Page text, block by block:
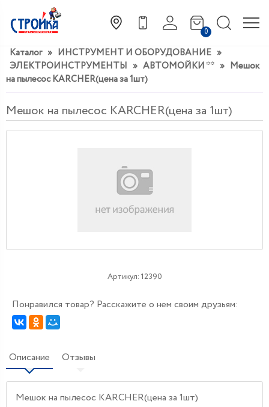
0
Каталог » ИНСТРУМЕНТ И ОБОРУДОВАНИЕ »
ЭЛЕКТРОИНСТРУМЕНТЫ » АВТОМОЙКИ ** » Мешок
на пылесос KARCHER(цена за 1шт)
Мешок на пылесос KARCHER(цена за 1шт)
Артикул: 12390
Понравился товар? Расскажите о нем своим друзьям:
Описание Отзывы
Мешок на пылесос KARCHER(цена за 1шт)